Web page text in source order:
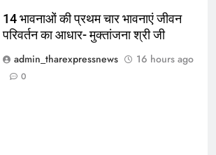
14 भावनाओं की प्रथम चार भावनाएं जीवन
परिवर्तन का आधार- मुक्तांजना श्री जी
admin_tharexpressnews
16 hours ago
0